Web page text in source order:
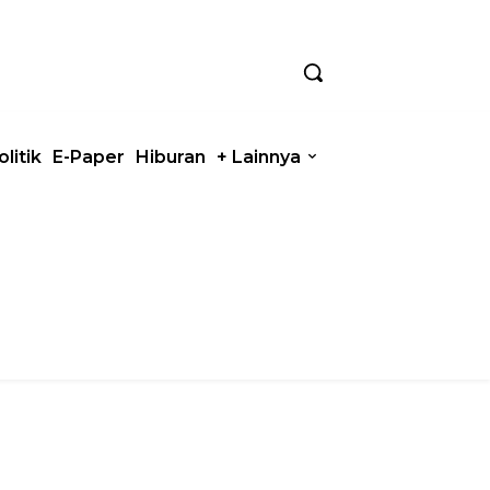
E-Paper Hiburan + Lainnya